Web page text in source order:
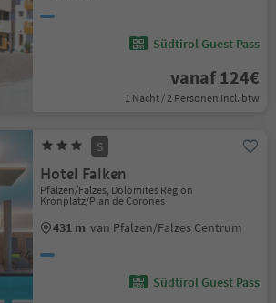
Südtirol Guest Pass
vanaf 124€
1 Nacht / 2 Personen Incl. btw
S
Hotel Falken
Pfalzen/Falzes, Dolomites Region
Kronplatz/Plan de Corones
431 m van Pfalzen/Falzes Centrum
Südtirol Guest Pass